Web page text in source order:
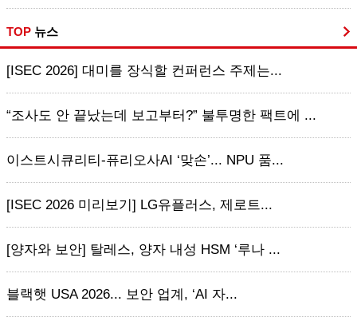
TOP 뉴스
[ISEC 2026] 대미를 장식할 컨퍼런스 주제는...
“조사도 안 끝났는데 보고부터?” 불투명한 팩트에 ...
이스트시큐리티-퓨리오사AI ‘맞손’... NPU 품...
[ISEC 2026 미리보기] LG유플러스, 제로트...
[양자와 보안] 탈레스, 양자 내성 HSM ‘루나 ...
블랙햇 USA 2026... 보안 업계, ‘AI 자...